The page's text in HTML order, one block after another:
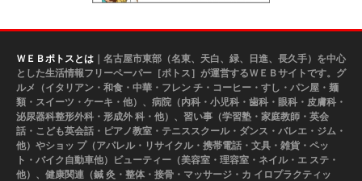
ＷＥＢポトスとは ｜名古屋市東部（名東、天白、緑、日進、長久手）を中心
とした生活情報フリーペーパー［ポトス］が運営するＷＥＢサイトです。グ
ルメ（イタリアン・和食・中華・フレン チ・コーヒー・すし・パン屋・麺
類・スイーツ・ケーキ・他）、病院（内科・小児科・歯科・眼科・皮膚科・
泌尿器科整形外科・形成外 科・他）、習い事（学習塾・家庭教師・英会
話・こども英会話・ピアノ教室・テニススクール・ダンス・バレエ・ジム・
他）やショッ プ（アパレル・リサイクル・携帯電話・文具・雑貨・ペッ
ト・バイク自動車他）ビューティー（美容室・理容室・ネイル・エ ステ・
他）、健康関連（鍼 灸・整体・接骨・マッサージ・カ イロプラクティッ